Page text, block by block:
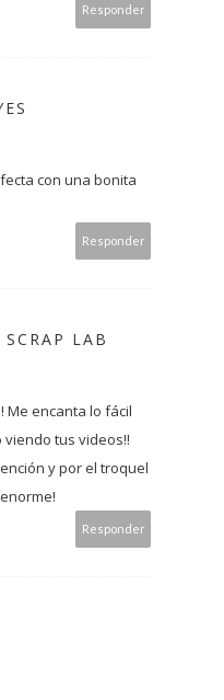
Responder
con una bonita
Responder
LAB
Me encanta lo fácil
tus videos!!
y por el troquel
Responder